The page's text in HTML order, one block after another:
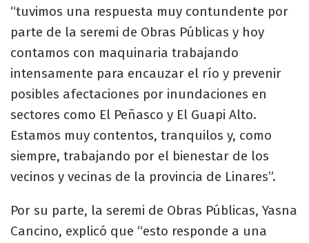
“tuvimos una respuesta muy contundente por
parte de la seremi de Obras Públicas y hoy
contamos con maquinaria trabajando
intensamente para encauzar el río y prevenir
posibles afectaciones por inundaciones en
sectores como El Peñasco y El Guapi Alto.
Estamos muy contentos, tranquilos y, como
siempre, trabajando por el bienestar de los
vecinos y vecinas de la provincia de Linares”.
Por su parte, la seremi de Obras Públicas, Yasna
Cancino, explicó que “esto responde a una